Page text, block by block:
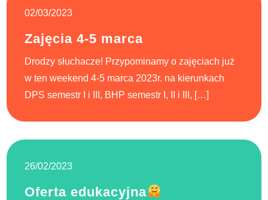
02/03/2023
Zajęcia 4-5 marca
Drodzy słuchacze! Przypominamy o zajęciach już
w ten weekend 4-5 marca 2023r. na kierunkach
DPS semestr I i III, BHP semestr I, II i III, […]
26/02/2023
Oferta edukacyjna